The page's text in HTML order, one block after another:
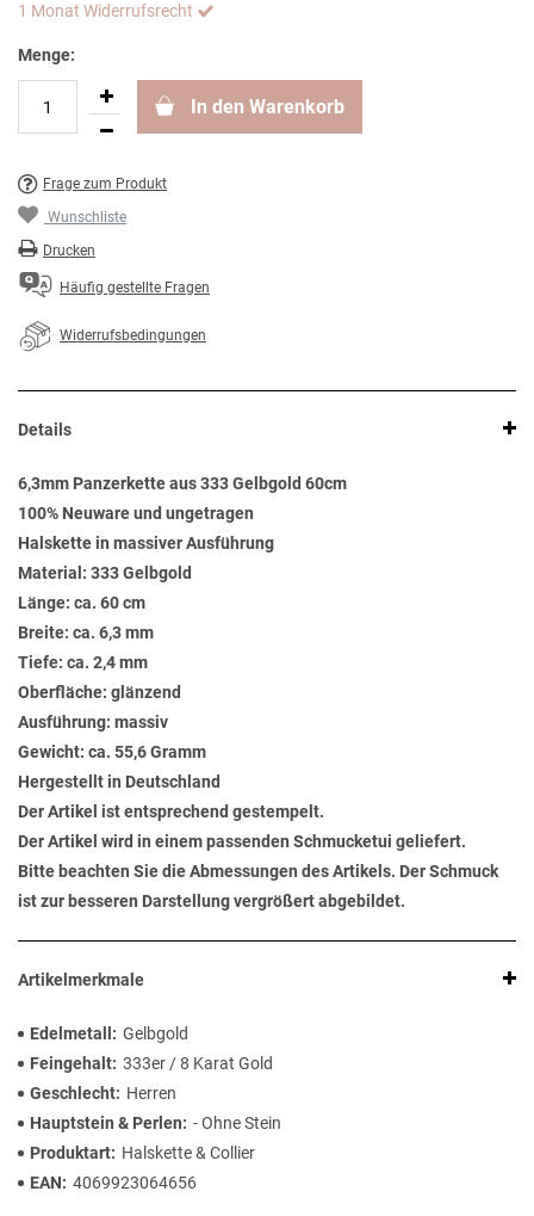
1 Monat Widerrufsrecht
Menge:
In den Warenkorb
Frage zum Produkt
Wunschliste
Drucken
Häufig gestellte Fragen
Widerrufsbedingungen
Details
6,3mm Panzerkette aus 333 Gelbgold 60cm
100% Neuware und ungetragen
Halskette in massiver Ausführung
Material: 333 Gelbgold
Länge: ca. 60 cm
Breite: ca. 6,3 mm
Tiefe: ca. 2,4 mm
Oberfläche: glänzend
Ausführung: massiv
Gewicht: ca. 55,6 Gramm
Hergestellt in Deutschland
Der Artikel ist entsprechend gestempelt.
Der Artikel wird in einem passenden Schmucketui geliefert.
Bitte beachten Sie die Abmessungen des Artikels. Der Schmuck
ist zur besseren Darstellung vergrößert abgebildet.
Artikelmerkmale
Edelmetall
Gelbgold
Feingehalt 333er / 8 Karat Gold
Geschlecht
Herren
Hauptstein & Perlen
- Ohne Stein
Produktart
Halskette & Collier
EAN
4069923064656